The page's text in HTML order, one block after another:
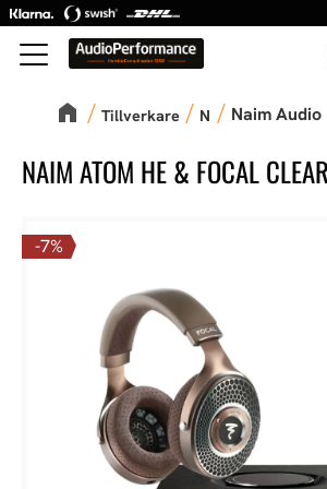
Meny
Tillverkare N Naim Audio
NAIM ATOM HE & FOCAL
7%